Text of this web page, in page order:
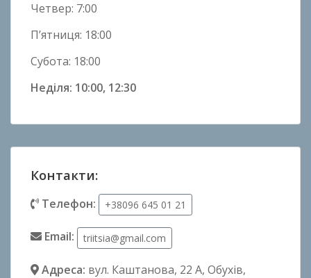
Четвер: 7:00
П’ятниця: 18:00
Субота: 18:00
Неділя: 10:00, 12:30
Контакти:
Телефон: +38096 645 01 21
Email: triitsia@gmail.com
Адреса: вул. Каштанова, 22 А, Обухів,